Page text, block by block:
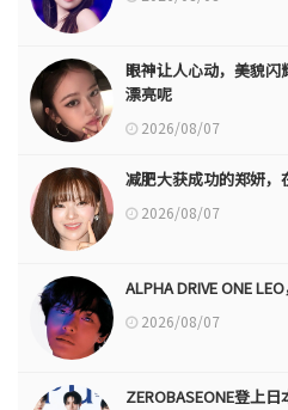
眼神让人心动，美貌
漂亮呢
2026/08/07
减肥大获成功的郑妍，
2026/08/07
ALPHA DRIVE ONE
2026/08/07
ZEROBASEONE登上